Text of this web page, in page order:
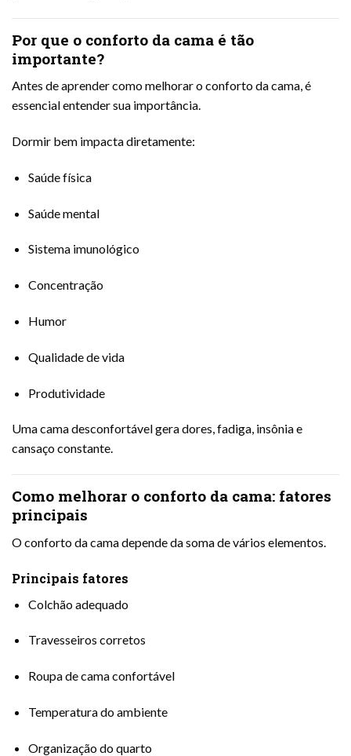
Por que o conforto da cama é tão
importante?
Antes de aprender como melhorar o conforto da cama, é
essencial entender sua importância.
Dormir bem impacta diretamente:
Saúde física
Saúde mental
Sistema imunológico
Concentração
Humor
Qualidade de vida
Produtividade
Uma cama desconfortável gera dores, fadiga, insônia e
cansaço constante.
Como melhorar o conforto da cama: fatores
principais
O conforto da cama depende da soma de vários elementos.
Principais fatores
Colchão adequado
Travesseiros corretos
Roupa de cama confortável
Temperatura do ambiente
Organização do quarto